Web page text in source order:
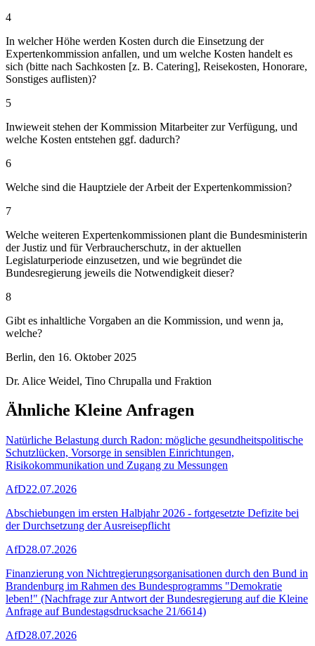
4
In welcher Höhe werden Kosten durch die Einsetzung der
Expertenkommission anfallen, und um welche Kosten handelt es
sich (bitte nach Sachkosten [z. B. Catering], Reisekosten, Honorare,
Sonstiges auflisten)?
5
Inwieweit stehen der Kommission Mitarbeiter zur Verfügung, und
welche Kosten entstehen ggf. dadurch?
6
Welche sind die Hauptziele der Arbeit der Expertenkommission?
7
Welche weiteren Expertenkommissionen plant die Bundesministerin
der Justiz und für Verbraucherschutz, in der aktuellen
Legislaturperiode einzusetzen, und wie begründet die
Bundesregierung jeweils die Notwendigkeit dieser?
8
Gibt es inhaltliche Vorgaben an die Kommission, und wenn ja,
welche?
Berlin, den 16. Oktober 2025
Dr. Alice Weidel, Tino Chrupalla und Fraktion
Ähnliche Kleine Anfragen
Natürliche Belastung durch Radon: mögliche gesundheitspolitische
Schutzlücken, Vorsorge in sensiblen Einrichtungen,
Risikokommunikation und Zugang zu Messungen
AfD22.07.2026
Abschiebungen im ersten Halbjahr 2026 - fortgesetzte Defizite bei
der Durchsetzung der Ausreisepflicht
AfD28.07.2026
Finanzierung von Nichtregierungsorganisationen durch den Bund in
Brandenburg im Rahmen des Bundesprogramms "Demokratie
leben!" (Nachfrage zur Antwort der Bundesregierung auf die Kleine
Anfrage auf Bundestagsdrucksache 21/6614)
AfD28.07.2026